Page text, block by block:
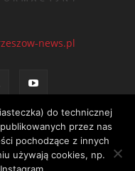
news.pl
Regulamin portalu
do technicznej
przez nas
pochodzące z innych
używają cookies, np.